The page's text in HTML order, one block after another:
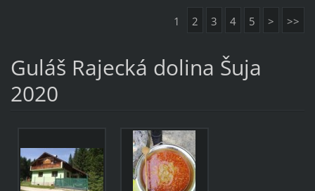
1 2 3 4 5 > >>
Guláš Rajecká dolina Šuja
2020